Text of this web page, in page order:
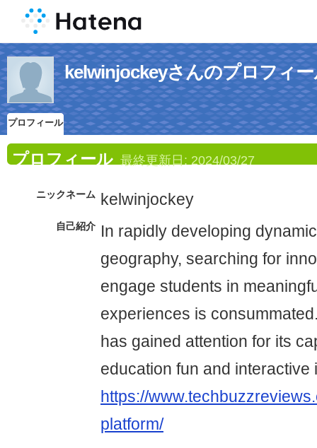
kelwinjockeyさんのプロフィ
プロフィール
プロフィール 最終更新日: 2024/03/27
ニックネーム kelwinjockey
自己紹介 In rapidly developing
geography, searching for
engage students in
experiences is
has gained attention for its
education fun and interactive
https://
platform/